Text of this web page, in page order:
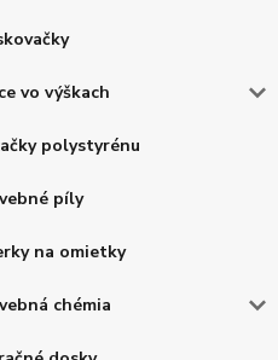
vo výškach
polystyrénu
píly
na omietky
chémia